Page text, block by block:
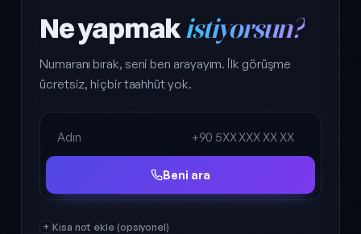
Ne yapmakistiyorsun?
Numaranı bırak, seni ben arayayım. İlk görüşme
ücretsiz, hiçbir taahhüt yok.
Ad Soyad
Telefon
Beni ara
Kısa not ekle (opsiyonel)